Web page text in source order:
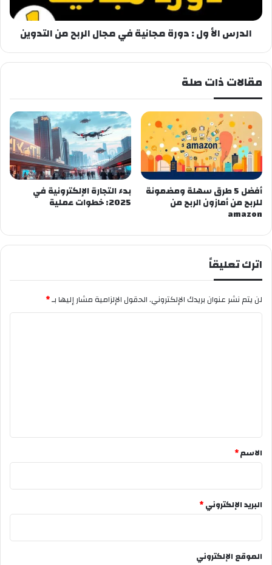
الربح
الدرس الأ ول : دورة مجانية في مجال الربح من التدوين
مقالات ذات صلة
أفضل 5 طرق سهلة ومضمونة
للربح من أمازون الربح من
amazon
بدء التجارة الإلكترونية في
2025: خطوات عملية
اترك تعليقاً
لن يتم نشر عنوان بريدك الإلكتروني.الحقول الإلزامية مشار إليها بـ*
*
الاسم*
البريد الإلكتروني*
الموقع الإلكتروني